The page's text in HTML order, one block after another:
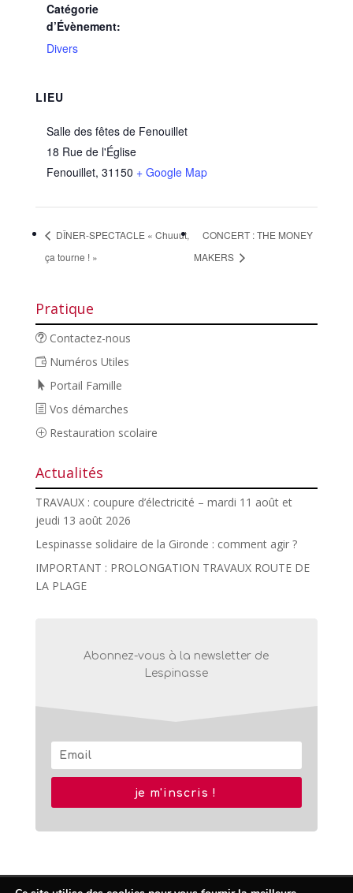
Catégorie
d’Évènement:
Divers
LIEU
Salle des fêtes de Fenouillet
18 Rue de l'Église
Fenouillet, 31150 + Google Map
DÎNER-SPECTACLE « Chuuut,
ça tourne ! »
CONCERT : THE MONEY
MAKERS
Pratique
Contactez-nous
Numéros Utiles
Portail Famille
Vos démarches
Restauration scolaire
Actualités
TRAVAUX : coupure d’électricité – mardi 11 août et
jeudi 13 août 2026
Lespinasse solidaire de la Gironde : comment agir ?
IMPORTANT : PROLONGATION TRAVAUX ROUTE DE
LA PLAGE
Abonnez-vous à la newsletter de
Lespinasse
je m'inscris !